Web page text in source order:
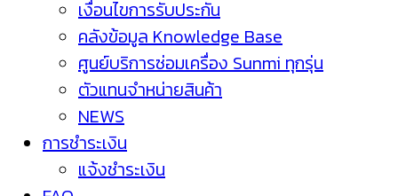
เงื่อนไขการรับประกัน
คลังข้อมูล Knowledge Base
ศูนย์บริการซ่อมเครื่อง Sunmi ทุกรุ่น
ตัวแทนจำหน่ายสินค้า
NEWS
การชำระเงิน
แจ้งชำระเงิน